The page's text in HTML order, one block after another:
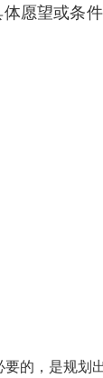
愿望或条
的，是规划